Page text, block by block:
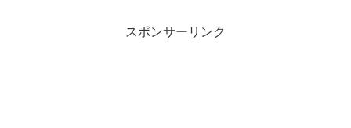
スポンサーリンク